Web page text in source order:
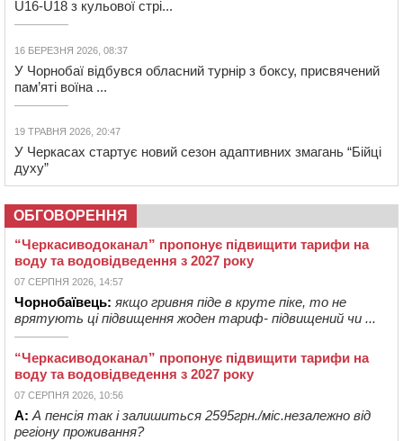
U16-U18 з кульової стрі...
16 БЕРЕЗНЯ 2026, 08:37
У Чорнобаї відбувся обласний турнір з боксу, присвячений
пам’яті воїна ...
19 ТРАВНЯ 2026, 20:47
У Черкасах стартує новий сезон адаптивних змагань “Бійці
духу”
ОБГОВОРЕННЯ
“Черкасиводоканал” пропонує підвищити тарифи на
воду та водовідведення з 2027 року
07 СЕРПНЯ 2026, 14:57
Чорнобаївець: якщо гривня піде в круте піке, то не
врятують ці підвищення жоден тариф- підвищений чи ...
“Черкасиводоканал” пропонує підвищити тарифи на
воду та водовідведення з 2027 року
07 СЕРПНЯ 2026, 10:56
А: А пенсія так і залишиться 2595грн./міс.незалежно від
регіону проживання?